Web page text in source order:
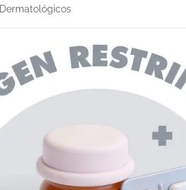
Dermatológicos
1. eucerin
3. pilexil
7.
. roche posay